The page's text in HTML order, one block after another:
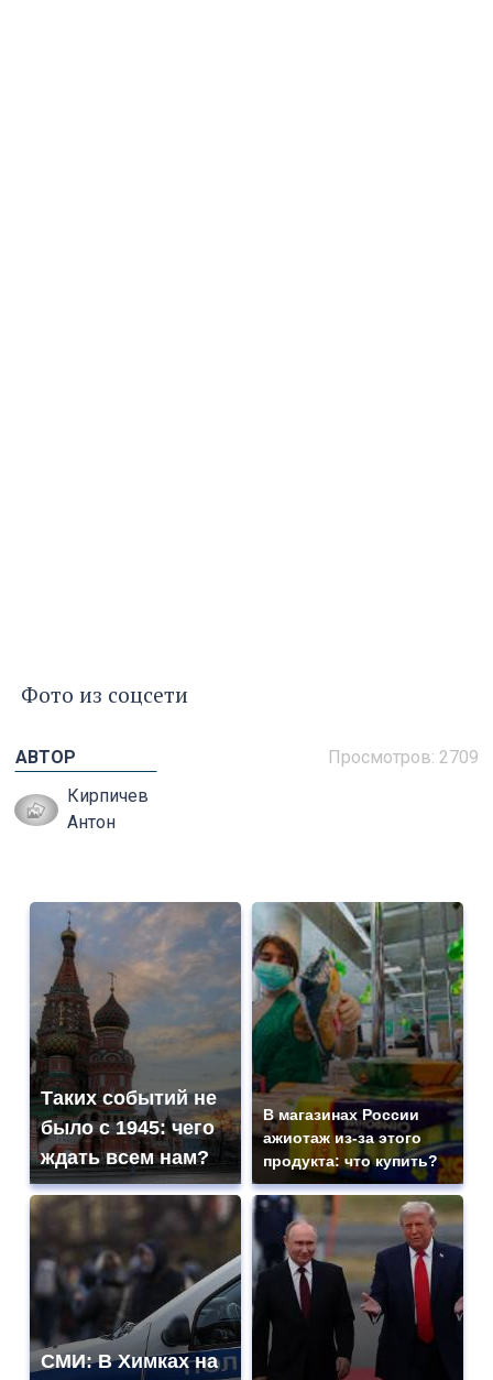
Фото из соцсети
Просмотров: 2709
АВТОР
Кирпичев
Антон
Таких событий не
было с 1945: чего
ждать всем нам?
В магазинах России
ажиотаж из-за этого
продукта: что купить?
СМИ: В Химках на